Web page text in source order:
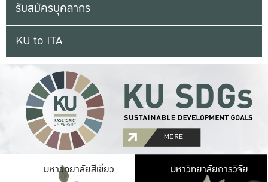
รับสมัครบุคลากร
KU to ITA
มหาวิทยาลัยสีเขียว มหาวิ
มหาวิทยาลัยการวิจัย